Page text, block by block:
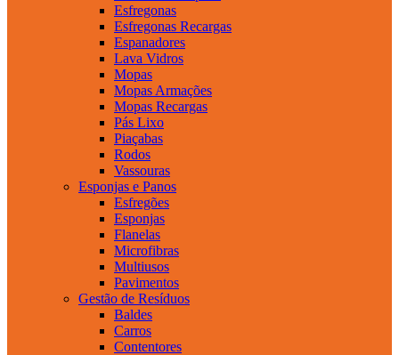
Esfregonas
Esfregonas Recargas
Espanadores
Lava Vidros
Mopas
Mopas Armações
Mopas Recargas
Pás Lixo
Piaçabas
Rodos
Vassouras
Esponjas e Panos
Esfregões
Esponjas
Flanelas
Microfibras
Multiusos
Pavimentos
Gestão de Resíduos
Baldes
Carros
Contentores